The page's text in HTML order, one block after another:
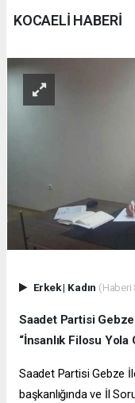
KOCAELİ HABERİ
Erkek| Kadın (Haberi
Saadet Partisi Gebze
“İnsanlık Filosu Yola
Saadet Partisi Gebze
başkanlığında ve İl